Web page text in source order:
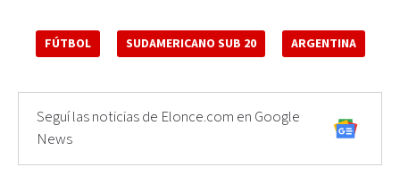
FÚTBOL SUDAMERICANO SUB 20 ARGENTINA
Seguí las noticias de Elonce.com en Google
News